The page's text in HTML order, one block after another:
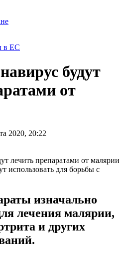
в ЕС
будут
от
2020, 20:22
использовать для борьбы с
изначально
лечения малярии,
и других